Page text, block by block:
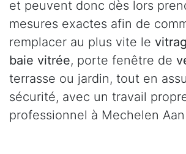
et peuvent donc dès lors
mesures exactes afin de
remplacer au plus vite le
baie vitrée, porte fenêtre de
terrasse ou jardin, tout en
sécurité, avec un travail
professionnel à Mechelen